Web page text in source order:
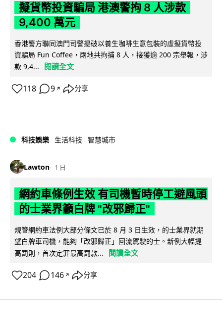
擬貨幣投資騙局 港澳警拘 8 人涉款
9,400 萬元
香港警方聯同澳門司警搗破以養生咖啡生意包裝的虛擬貨幣投
資騙局 Fun Coffee，兩地共拘捕 8 人，接獲逾 200 宗舉報，涉
款 9,4...
閱讀全文
118 9 ↗ 分享
科技娛樂 生活科技 智慧城市
Lawton 1 日
網約車條例生效 有司機暫時停工避風頭
的士業界籲白牌 "改邪歸正"
規管網約車法例大部分條文已於 8 月 3 日生效，的士業界就期
望白牌車司機，能夠「改邪歸正」回流駕駛的士。新例大幅提
高罰則，首次定罪最高罰款...
閱讀全文
204 146 ↗ 分享